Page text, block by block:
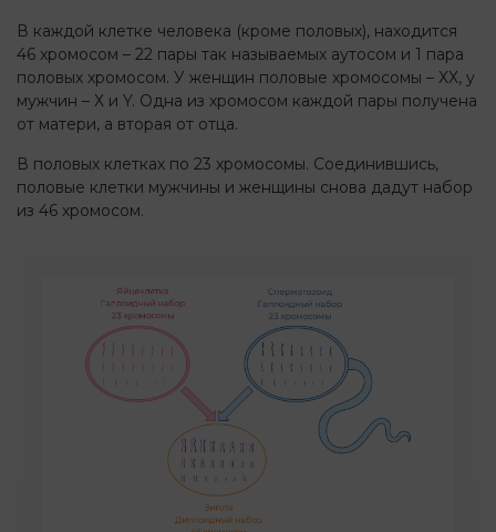
В каждой клетке человека (кроме половых), находится
46 хромосом – 22 пары так называемых аутосом и 1 пара
половых хромосом. У женщин половые хромосомы – ХХ, у
мужчин – Х и Y. Одна из хромосом каждой пары получена
от матери, а вторая от отца.
В половых клетках по 23 хромосомы. Соединившись,
половые клетки мужчины и женщины снова дадут набор
из 46 хромосом.